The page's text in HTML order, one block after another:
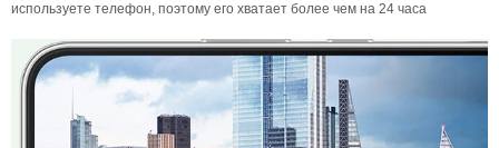
используете телефон, поэтому его хватает более чем на 24 часа